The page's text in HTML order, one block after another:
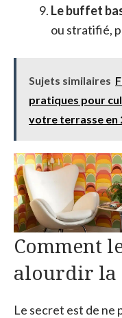
Le buffet
ou stratifié,
Sujets similaires
pratiques pour
votre terrasse en
Comment
alourdir la
Le secret est de ne